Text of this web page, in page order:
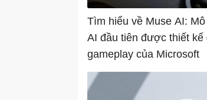
Tìm hiểu về Muse AI:
AI đầu tiên được thiết
gameplay của Microsoft